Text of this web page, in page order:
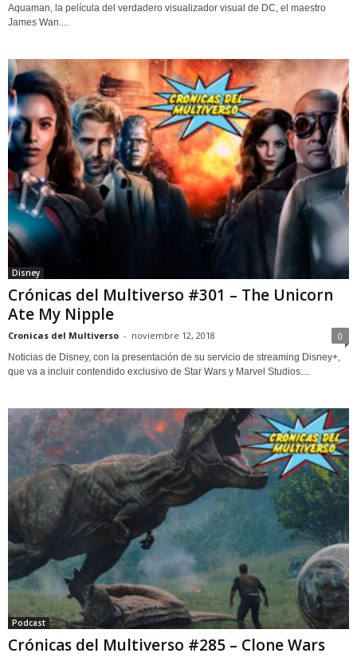
Aquaman, la película del verdadero visualizador visual de DC, el maestro
James Wan....
Disney
Crónicas del Multiverso #301 – The Unicorn
Ate My Nipple
Cronicas del Multiverso - noviembre 12, 2018 0
Noticias de Disney, con la presentación de su servicio de streaming Disney+,
que va a incluir contendido exclusivo de Star Wars y Marvel Studios....
Podcast
Crónicas del Multiverso #285 – Clone Wars